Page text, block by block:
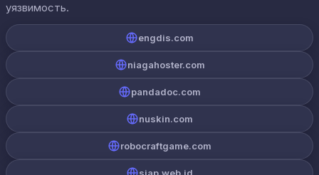
уязвимость.
engdis.com
niagahoster.com
pandadoc.com
nuskin.com
robocraftgame.com